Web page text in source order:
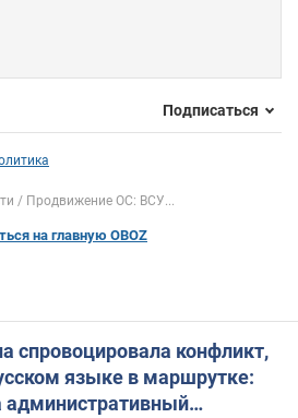
Подписаться
Продвижение ОС: ВСУ...
на главную OBOZ
спровоцировала конфликт,
языке в маршрутке:
административный